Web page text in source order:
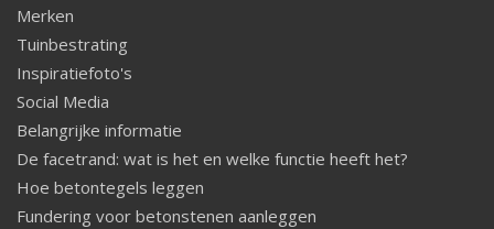
Merken
Tuinbestrating
Inspiratiefoto's
Social Media
Belangrijke informatie
De facetrand: wat is het en welke functie heeft het?
Hoe betontegels leggen
Fundering voor betonstenen aanleggen